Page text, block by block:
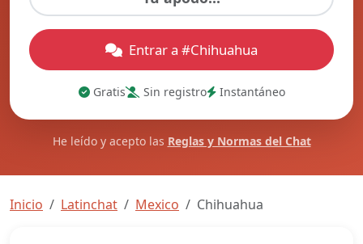
Entrar a #Chihuahua
Gratis Sin registro Instantáneo
He leído y acepto las Reglas y Normas del Chat
Inicio Latinchat Mexico Chihuahua